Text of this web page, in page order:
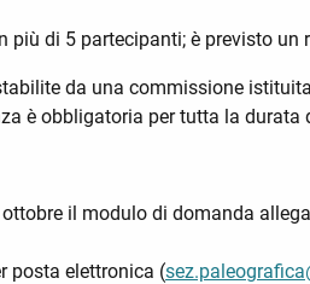
di 5 partecipanti; è previsto
da una commissione
è obbligatoria per tutta la durata
il modulo di domanda
posta elettronica (